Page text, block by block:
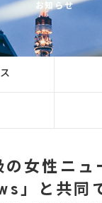
お知らせ
女性ニュ
」と共同